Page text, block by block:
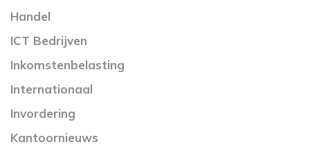
Handel
ICT Bedrijven
Inkomstenbelasting
Internationaal
Invordering
Kantoornieuws